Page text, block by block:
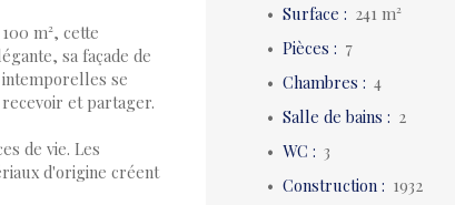
m², cette
sa façade de
se
et partager.
de vie. Les
d'origine créent
Surface : 241m²
Pièces : 7
Chambres : 4
Salle de bains : 2
WC : 3
Construction : 1932